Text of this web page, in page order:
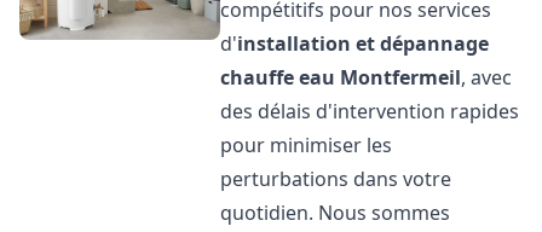
compétitifs pour nos services
d'installation et dépannage
chauffe eau Montfermeil, avec
des délais d'intervention rapides
pour minimiser les
perturbations dans votre
quotidien. Nous sommes